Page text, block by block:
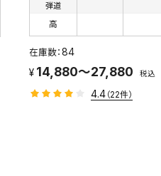
弾道
高
84
14,880～27,880 税込
4.4（22件）